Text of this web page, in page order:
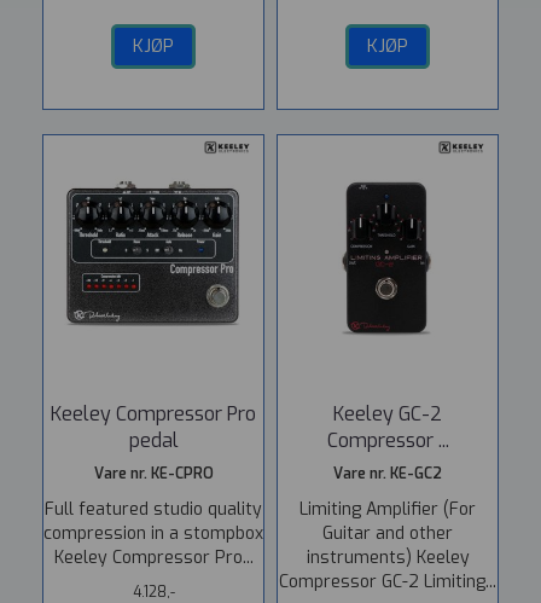
KJØP KJØP
Keeley Compressor Pro
pedal
Vare nr. KE-CPRO
Full featured studio quality
compression in a stompbox
Keeley Compressor Pro...
4.128,-
Keeley GC-2
Compressor ...
Vare nr. KE-GC2
Limiting Amplifier (For
Guitar and other
instruments) Keeley
Compressor GC-2 Limiting...